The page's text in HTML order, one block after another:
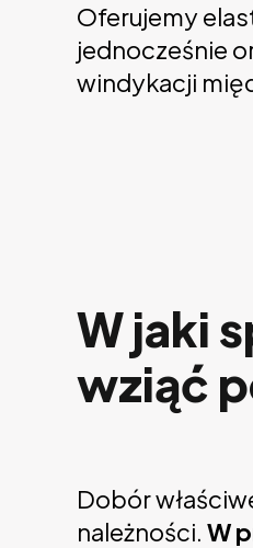
Oferujemy
jednocześnie
windykacji
W jaki
wziąć
Dobór
należności. W